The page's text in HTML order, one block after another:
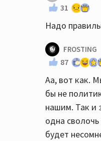
31
Надо
FROSTING
87
Аа, вот как.
бы не
нашим. Так и
одна
будет